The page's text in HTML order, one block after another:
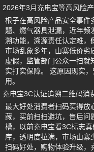
2026年3月充电宝等高风险
根子在高风险产品安全事件
题、燃气器具泄漏，近年频
溯功能，溯源责任认定难，
市场乱象多年，山寨低价劣
虚假，监管部门公众一扫就
实打实保障。 这原因现实
用。
充电宝3C认证追溯二维码消
最大好处消费者扫码买得放
藏，买前扫扫避坑，售后问
槽，以前充电宝看3C标志
库，透明度拉满，市场山
扫码好处，购物体验升级，